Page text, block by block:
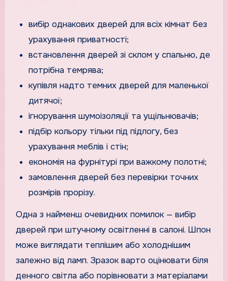
вибір однакових дверей для всіх кімнат без
урахування приватності;
встановлення дверей зі склом у спальню, де
потрібна темрява;
купівля надто темних дверей для маленької
дитячої;
ігнорування шумоізоляції та ущільнювачів;
підбір кольору тільки під підлогу, без
урахування меблів і стін;
економія на фурнітурі при важкому полотні;
замовлення дверей без перевірки точних
розмірів прорізу.
Одна з найменш очевидних помилок — вибір
дверей при штучному освітленні в салоні. Шпон
може виглядати теплішим або холоднішим
залежно від ламп. Зразок варто оцінювати біля
денного світла або порівнювати з матеріалами